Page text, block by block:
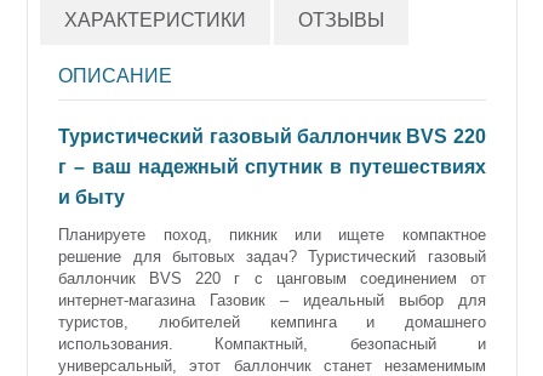
ХАРАКТЕРИСТИКИ ОТЗЫВЫ
ОПИСАНИЕ
Туристический газовый баллончик BVS 220
г – ваш надежный спутник в путешествиях
и быту
Планируете поход, пикник или ищете компактное
решение для бытовых задач? Туристический газовый
баллончик BVS 220 г с цанговым соединением от
интернет-магазина Газовик – идеальный выбор для
туристов, любителей кемпинга и домашнего
использования. Компактный, безопасный и
универсальный, этот баллончик станет незаменимым